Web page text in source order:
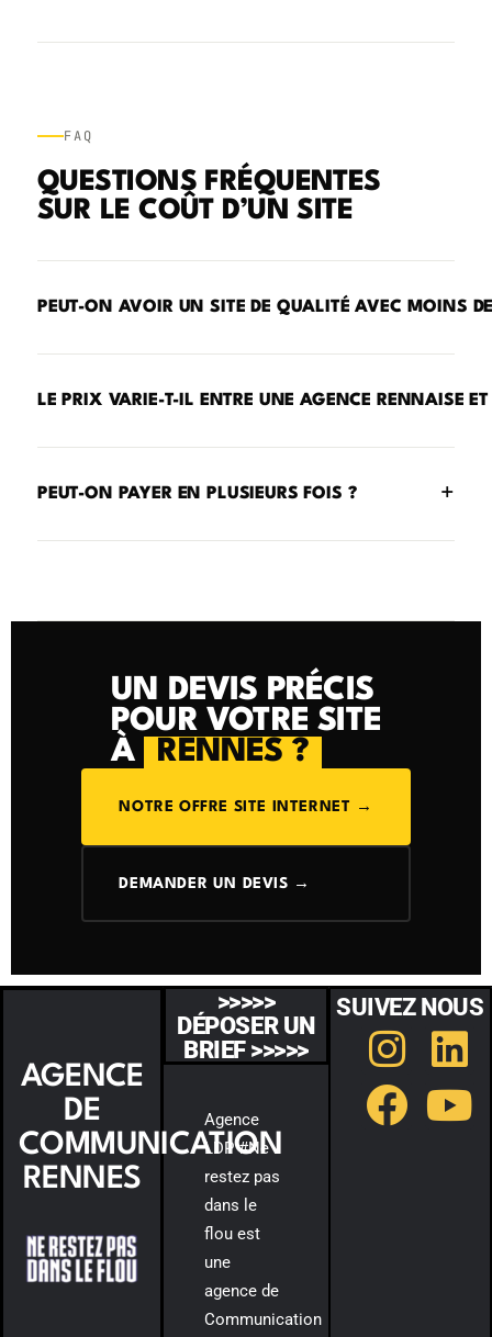
FAQ
QUESTIONS FRÉQUENTES
SUR LE COÛT D’UN SITE
PEUT-ON AVOIR UN SITE DE QUALITÉ AVEC MOINS
LE PRIX VARIE-T-IL ENTRE UNE AGENCE RENNAISE
PEUT-ON PAYER EN PLUSIEURS FOIS ? +
UN DEVIS PRÉCIS
POUR VOTRE SITE
À
RENNES ?
NOTRE OFFRE SITE INTERNET →
DEMANDER UN DEVIS →
AGENCE
DE
COMMUNICATION
RENNES
>>>>>
DÉPOSER UN
BRIEF >>>>>
Agence
LDP #Ne
restez pas
dans le
flou est
une
agence de
Communication
SUIVEZ NOUS